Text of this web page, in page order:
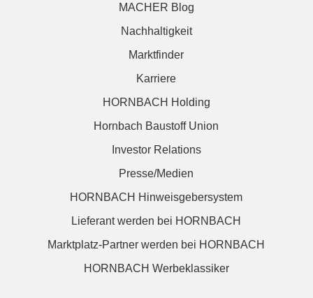
MACHER Blog
Nachhaltigkeit
Marktfinder
Karriere
HORNBACH Holding
Hornbach Baustoff Union
Investor Relations
Presse/Medien
HORNBACH Hinweisgebersystem
Lieferant werden bei HORNBACH
Marktplatz-Partner werden bei HORNBACH
HORNBACH Werbeklassiker